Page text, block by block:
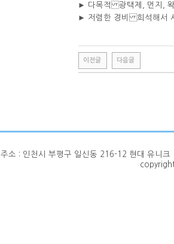
► 다목적 광택제, 먼지,
► 저렴한 경비 희석해서
이전글 다음글
주소 : 인천시 부평구 일신동 216-12 현대 유니